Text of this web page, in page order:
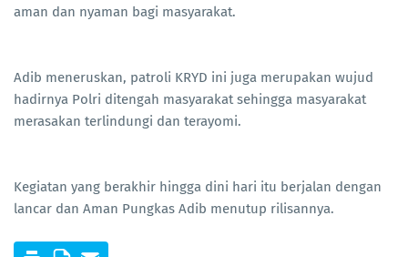
aman dan nyaman bagi masyarakat.
Adib meneruskan, patroli KRYD ini juga merupakan wujud
hadirnya Polri ditengah masyarakat sehingga masyarakat
merasakan terlindungi dan terayomi.
Kegiatan yang berakhir hingga dini hari itu berjalan dengan
lancar dan Aman Pungkas Adib menutup rilisannya.